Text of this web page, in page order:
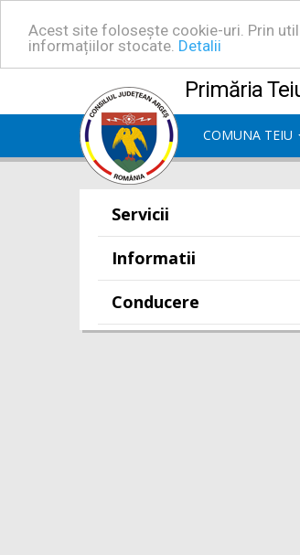
Acest site folosește cookie-uri. Prin
informațiilor stocate. Detalii
Primăria
COMUNA TEIU
Servicii
Informatii
Conducere